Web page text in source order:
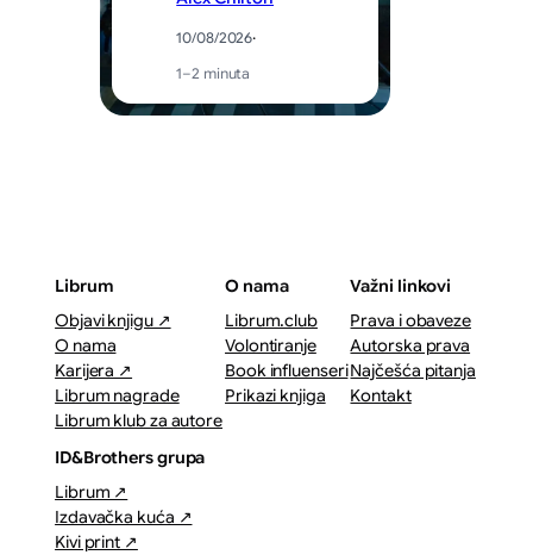
10/08/2026·
1–2 minuta
Librum
Objavi knjigu ↗
O nama
Karijera ↗
Librum nagrade
Librum klub za autore
O nama
Librum.club
Volontiranje
Book influenseri
Prikazi knjiga
Važni linkovi
Prava i obaveze
Autorska prava
Najčešća pitanja
Kontakt
ID&Brothers grupa
Librum ↗
Izdavačka kuća ↗
Kivi print ↗